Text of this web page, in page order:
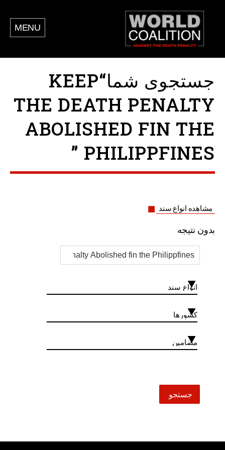
MENU
جستجوی شما“KEEP
THE DEATH PENALTY
ABOLISHED FIN THE
PHILIPPFINES ”
مشاهده انواع سند
بدون نتیجه